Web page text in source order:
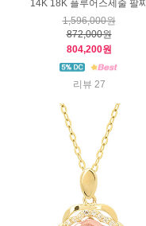
14K 18K 플루어스세줄 팔찌
1,596,000원
872,000원
804,200원
리뷰 27